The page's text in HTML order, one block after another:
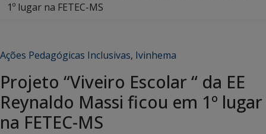
1º lugar na FETEC-MS
Ações Pedagógicas Inclusivas, Ivinhema
Projeto “Viveiro Escolar “ da EE
Reynaldo Massi ficou em 1º lugar
na FETEC-MS